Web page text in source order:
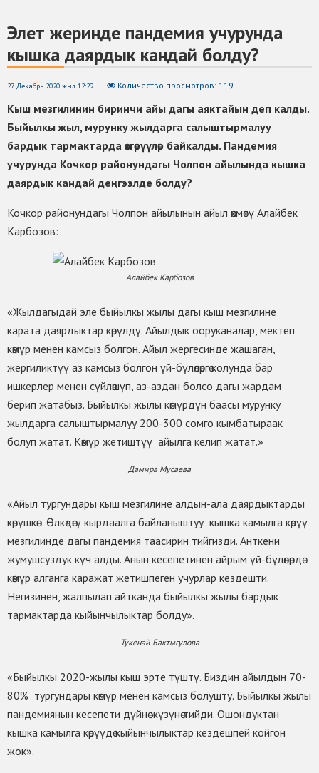
Элет жеринде пандемия учурунда
кышка даярдык кандай болду?
27 Декабрь 2020 жыл 12:29 Количество просмотров: 119
Кыш мезгилинин биринчи айы дагы аяктайын деп калды.
Быйылкы жыл, мурунку жылдарга салыштырмалуу
бардык тармактарда өзгөрүүлөр байкалды. Пандемия
учурунда Кочкор районундагы Чолпон айылында кышка
даярдык кандай деңгээлде болду?
Кочкор районундагы Чолпон айылынын айыл өкмөтү Алайбек
Карбозов:
Алайбек Карбозов
«Жылдагыдай эле быйылкы жылы дагы кыш мезгилине
карата даярдыктар көрүлдү. Айылдык ооруканалар, мектеп
көмүр менен камсыз болгон. Айыл жергесинде жашаган,
жергиликтүү аз камсыз болгон үй-бүлөлөргө колунда бар
ишкерлер менен сүйлөшүп, аз-аздан болсо дагы жардам
берип жатабыз. Быйылкы жылы көмүрдүн баасы мурунку
жылдарга салыштырмалуу 200-300 сомго кымбатыраак
болуп жатат. Көмүр жетиштүү айылга келип жатат.»
Дамира Мусаева
«Айыл тургундары кыш мезгилине алдын-ала даярдыктарды
көрүшкөн. Өлкөдөгү кырдаалга байланыштуу кышка камылга көрүү
мезгилинде дагы пандемия таасирин тийгизди. Анткени
жумушсуздук күч алды. Анын кесепетинен айрым үй-бүлөлөрдө
көмүр алганга каражат жетишпеген учурлар кездешти.
Негизинен, жалпылап айтканда быйылкы жылы бардык
тармактарда кыйынчылыктар болду».
Тукенай Бактыгулова
«Быйылкы 2020-жылы кыш эрте түштү. Биздин айылдын 70-
80% тургундары көмүр менен камсыз болушту. Быйылкы жылы
пандемиянын кесепети дүйнө жүзүнө тийди. Ошондуктан
кышка камылга көрүүдө кыйынчылыктар кездешпей койгон
жок».